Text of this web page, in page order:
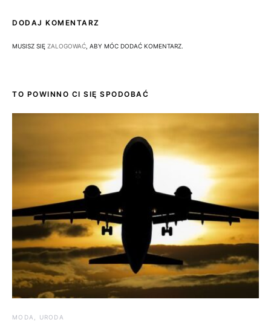
DODAJ KOMENTARZ
MUSISZ SIĘ ZALOGOWAĆ , ABY MÓC DODAĆ KOMENTARZ.
TO POWINNO CI SIĘ SPODOBAĆ
MODA, URODA